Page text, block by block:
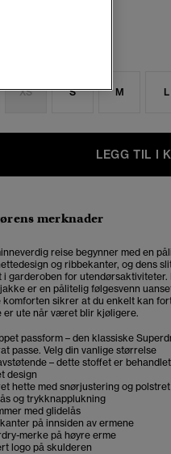
XS S M L
LEGG TIL I
merknader
reise begynner med en
og ribbekanter, og dens
i garderoben for
er en pålitelig følgesvenn
komforten sikrer at du enkelt kan
er ute når været blir kjøligere.
passform – den klassiske
passe. Velg din vanlige størrelse
– dette stoffet er
design
hette med snørjustering og
og trykknapplukning
med glidelås
på innsiden av ermene
merke på høyre erme
logo på skulderen